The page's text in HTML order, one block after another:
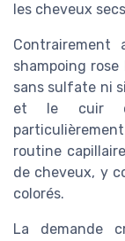
les cheveux
Contrairement
shampoing
sans sulfate ni
et le cuir
routine
de cheveux, y
colorés.
La demande